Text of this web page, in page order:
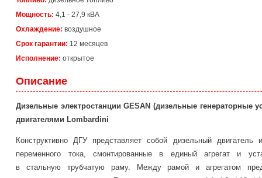
Мощность:4,1 - 27,9 кВА
Охлаждение:воздушное
Срок гарантии: 12 месяцев
Исполнение:открытое
Описание
Дизельные электростанцииGESAN (дизельные генераторные
двигателями Lombardini
Конструктивно ДГУ представляет собой дизельный двигатель
переменного тока, смонтированные в единый агрегат и
в стальную трубчатую раму. Между рамой и агрегатом